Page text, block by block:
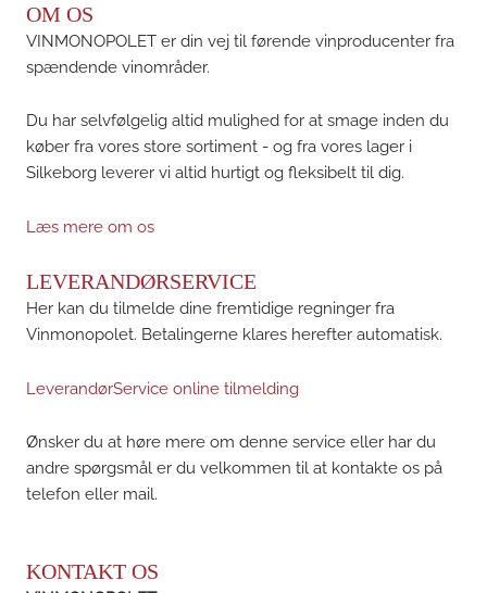
OM OS
VINMONOPOLET er din vej til førende vinproducenter fra
spændende vinområder.
Du har selvfølgelig altid mulighed for at smage inden du
køber fra vores store sortiment - og fra vores lager i
Silkeborg leverer vi altid hurtigt og fleksibelt til dig.
Læs mere om os
LEVERANDØRSERVICE
Her kan du tilmelde dine fremtidige regninger fra
Vinmonopolet. Betalingerne klares herefter automatisk.
LeverandørService online tilmelding
Ønsker du at høre mere om denne service eller har du
andre spørgsmål er du velkommen til at kontakte os på
telefon eller mail.
KONTAKT OS